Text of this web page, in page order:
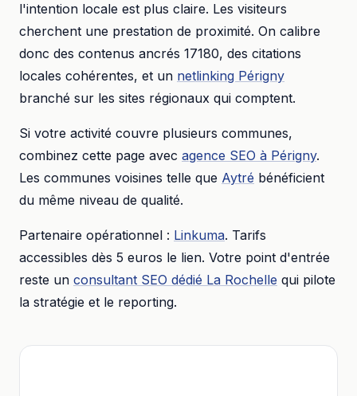
l'intention locale est plus claire. Les visiteurs
cherchent une prestation de proximité. On calibre
donc des contenus ancrés 17180, des citations
locales cohérentes, et un netlinking Périgny
branché sur les sites régionaux qui comptent.
Si votre activité couvre plusieurs communes,
combinez cette page avec agence SEO à Périgny.
Les communes voisines telle que Aytré bénéficient
du même niveau de qualité.
Partenaire opérationnel : Linkuma. Tarifs
accessibles dès 5 euros le lien. Votre point d'entrée
reste un consultant SEO dédié La Rochelle qui pilote
la stratégie et le reporting.